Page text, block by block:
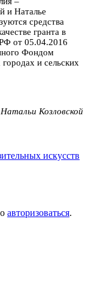
и Наталье
средства
гранта в
от 05.04.2016
Фондом
и сельских
Козловской
искусств
авторизоваться.